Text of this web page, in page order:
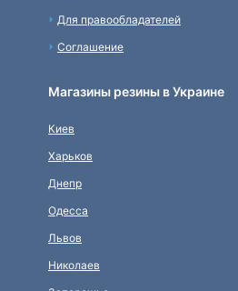
Для правообладателей
Соглашение
Магазины резины в Украине
Киев
Харьков
Днепр
Одесса
Львов
Николаев